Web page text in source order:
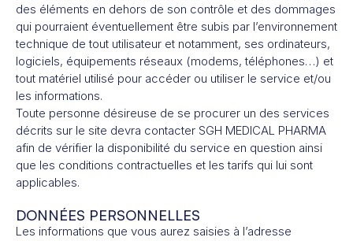
des éléments en dehors de son contrôle et des dommages
qui pourraient éventuellement être subis par l’environnement
technique de tout utilisateur et notamment, ses ordinateurs,
logiciels, équipements réseaux (modems, téléphones…) et
tout matériel utilisé pour accéder ou utiliser le service et/ou
les informations.
Toute personne désireuse de se procurer un des services
décrits sur le site devra contacter SGH MEDICAL PHARMA
afin de vérifier la disponibilité du service en question ainsi
que les conditions contractuelles et les tarifs qui lui sont
applicables.
DONNÉES PERSONNELLES
Les informations que vous aurez saisies à l’adresse